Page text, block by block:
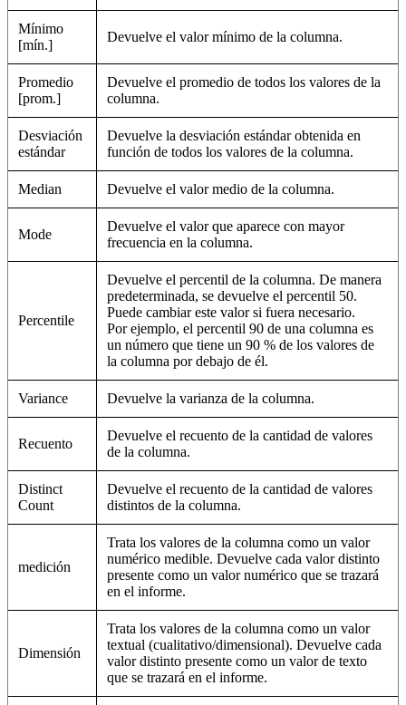
Mínimo
[mín.]
Devuelve el valor mínimo de la columna.
Promedio
[prom.]
Devuelve el promedio de todos los valores de la
columna.
Desviación
estándar
Devuelve la desviación estándar obtenida en
función de todos los valores de la columna.
Median Devuelve el valor medio de la columna.
Mode
Devuelve el valor que aparece con mayor
frecuencia en la columna.
Percentile
Devuelve el percentil de la columna. De manera
predeterminada, se devuelve el percentil 50.
Puede cambiar este valor si fuera necesario.
Por ejemplo, el percentil 90 de una columna es
un número que tiene un 90 % de los valores de
la columna por debajo de él.
Variance Devuelve la varianza de la columna.
Recuento
Devuelve el recuento de la cantidad de valores
de la columna.
Distinct
Count
Devuelve el recuento de la cantidad de valores
distintos de la columna.
medición
Trata los valores de la columna como un valor
numérico medible. Devuelve cada valor distinto
presente como un valor numérico que se trazará
en el informe.
Dimensión
Trata los valores de la columna como un valor
textual (cualitativo/dimensional). Devuelve cada
valor distinto presente como un valor de texto
que se trazará en el informe.